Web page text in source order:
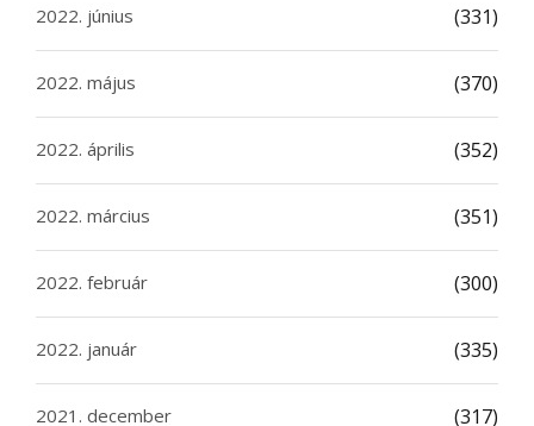
2022. június (331)
2022. május (370)
2022. április (352)
2022. március (351)
2022. február (300)
2022. január (335)
2021. december (317)